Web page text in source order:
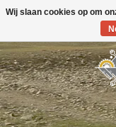
Toggle
Wij slaan cookies op om